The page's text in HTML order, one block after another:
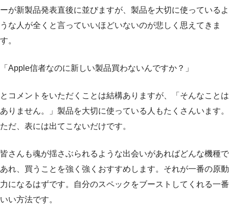
ーが新製品発表直後に並びますが、製品を大切に使っているよ
うな人が全くと言っていいほどいないのが悲しく思えてきま
す。
「Apple信者なのに新しい製品買わないんですか？」
とコメントをいただくことは結構ありますが、「そんなことは
ありません。」製品を大切に使っている人もたくさんいます。
ただ、表には出てこないだけです。
皆さんも魂が揺さぶられるような出会いがあればどんな機種で
あれ、買うことを強く強くおすすめします。それが一番の原動
力になるはずです。自分のスペックをブーストしてくれる一番
いい方法です。